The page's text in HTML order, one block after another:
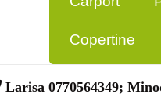
Copertine
Larisa 0770564349;